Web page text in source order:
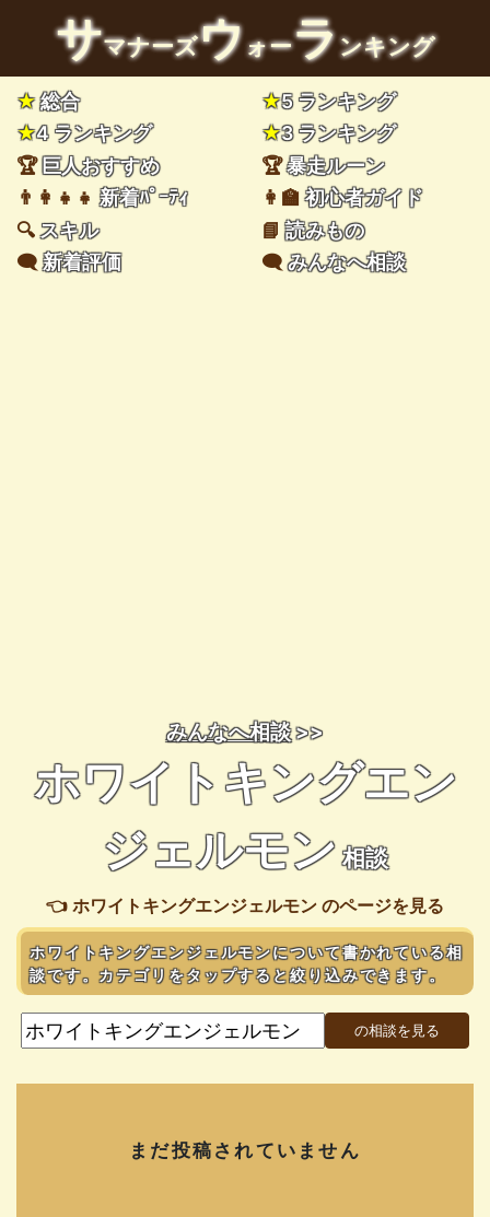
サマナーズウォーランキング
★総合 ★5 ランキング
★4 ランキング ★3 ランキング
🏆巨人おすすめ 🏆暴走ルーン
👨‍👩‍👧‍👧新着ﾊﾟｰﾃｨ 👩‍🏫初心者ガイド
🔍スキル 📘読みもの
🗨️新着評価 🗨️みんなへ相談
みんなへ相談>>
ホワイトキングエン
ジェルモン 相談
👈 ホワイトキングエンジェルモン のページを見る
ホワイトキングエンジェルモンについて書かれている相
談です。カテゴリをタップすると絞り込みできます。
まだ投稿されていません